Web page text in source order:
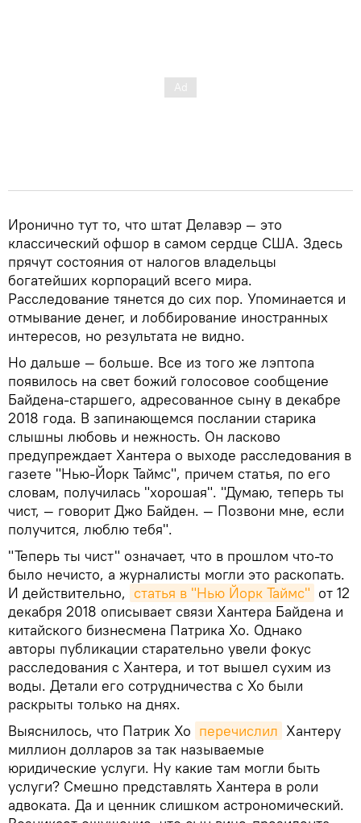
Иронично тут то, что штат Делавэр — это
классический офшор в самом сердце США. Здесь
прячут состояния от налогов владельцы
богатейших корпораций всего мира.
Расследование тянется до сих пор. Упоминается и
отмывание денег, и лоббирование иностранных
интересов, но результата не видно.
Но дальше — больше. Все из того же лэптопа
появилось на свет божий голосовое сообщение
Байдена-старшего, адресованное сыну в декабре
2018 года. В запинающемся послании старика
слышны любовь и нежность. Он ласково
предупреждает Хантера о выходе расследования в
газете "Нью-Йорк Таймс", причем статья, по его
словам, получилась "хорошая". "Думаю, теперь ты
чист, — говорит Джо Байден. — Позвони мне, если
получится, люблю тебя".
"Теперь ты чист" означает, что в прошлом что-то
было нечисто, а журналисты могли это раскопать.
И действительно, статья в "Нью Йорк Таймс" от 12
декабря 2018 описывает связи Хантера Байдена и
китайского бизнесмена Патрика Хо. Однако
авторы публикации старательно увели фокус
расследования с Хантера, и тот вышел сухим из
воды. Детали его сотрудничества с Хо были
раскрыты только на днях.
Выяснилось, что Патрик Хо перечислил Хантеру
миллион долларов за так называемые
юридические услуги. Ну какие там могли быть
услуги? Смешно представлять Хантера в роли
адвоката. Да и ценник слишком астрономический.